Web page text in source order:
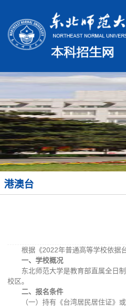
港澳台
根据《2022年普通高等学校依据
一、学校概况
东北师范大学是教育部直属全日
校区。
二、报名条件
（一）持有《台湾居民居住证》